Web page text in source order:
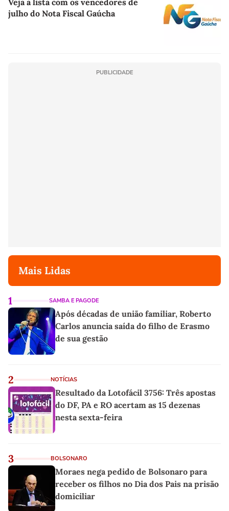
julho do Nota Fiscal Gaúcha
PUBLICIDADE
Mais Lidas
1 SAMBA E PAGODE
Após décadas de união familiar, Roberto
Carlos anuncia saída do filho de Erasmo
de sua gestão
2 NOTÍCIAS
Resultado da Lotofácil 3756: Três apostas
do DF, PA e RO acertam as 15 dezenas
nesta sexta-feira
3 BOLSONARO
Moraes nega pedido de Bolsonaro para
receber os filhos no Dia dos Pais na prisão
domiciliar